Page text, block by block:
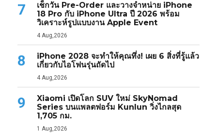
7
เช็กวัน Pre-Order และวางจำหน่าย iPhone
18 Pro กับ iPhone Ultra ปี 2026 พร้อม
วิเคราะห์รูปแบบงาน Apple Event
4 Aug,2026
8
iPhone 2028 จะทำให้คุณทึ่ง! เผย 6 สิ่งที่รู้แล้ว
เกี่ยวกับไอโฟนรุ่นถัดไป
4 Aug,2026
9
Xiaomi เปิดโลก SUV ใหม่ SkyNomad
Series บนแพลตฟอร์ม Kunlun วิ่งไกลสุด
1,705 กม.
1 Aug,2026